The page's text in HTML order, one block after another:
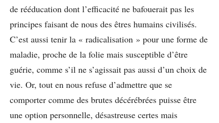
de rééducation dont l’efficacité ne bafouerait pas les
principes faisant de nous des êtres humains civilisés.
C’est aussi tenir la « radicalisation » pour une forme de
maladie, proche de la folie mais susceptible d’être
guérie, comme s’il ne s’agissait pas aussi d’un choix de
vie. Or, tout en nous refuse d’admettre que se
comporter comme des brutes décérébrées puisse être
une option personnelle, désastreuse certes mais